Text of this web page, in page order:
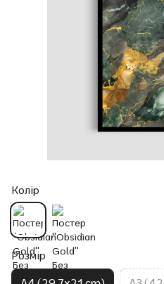
Колір
Розмір